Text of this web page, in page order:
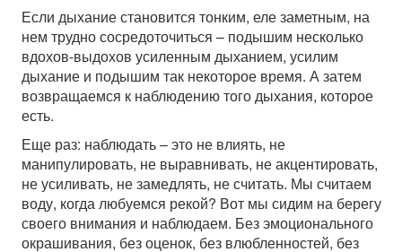
Если дыхание становится тонким, еле заметным, на
нем трудно сосредоточиться – подышим несколько
вдохов-выдохов усиленным дыханием, усилим
дыхание и подышим так некоторое время. А затем
возвращаемся к наблюдению того дыхания, которое
есть.
Еще раз: наблюдать – это не влиять, не
манипулировать, не выравнивать, не акцентировать,
не усиливать, не замедлять, не считать. Мы считаем
воду, когда любуемся рекой? Вот мы сидим на берегу
своего внимания и наблюдаем. Без эмоционального
окрашивания, без оценок, без влюбленностей, без